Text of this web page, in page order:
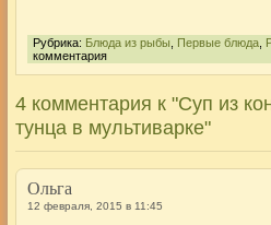
Рубрика: Блюда из рыбы Первые блюда,
комментария
4 комментария к "Суп из
тунца в мультиварке"
Ольга
12 февраля, 2015 в 11:45